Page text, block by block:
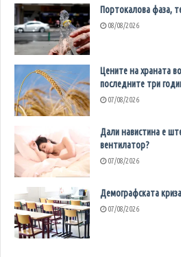
Портокалова фаза,
08/08/2026
Цените на храната
последните три
07/08/2026
Дали навистина е
вентилатор?
07/08/2026
Демографската
07/08/2026